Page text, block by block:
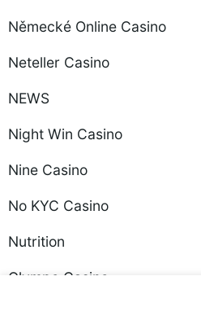
Německé Online Casino
Neteller Casino
NEWS
Night Win Casino
Nine Casino
No KYC Casino
Nutrition
Olympe Casino